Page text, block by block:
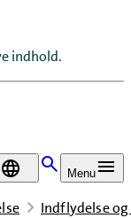
indhold.
DA Menu
Indflydelse